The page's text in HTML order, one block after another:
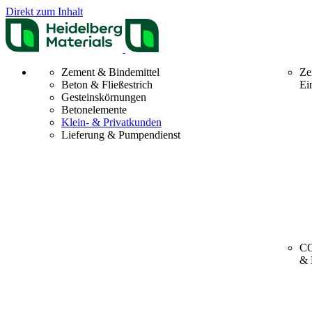
Direkt zum Inhalt
Zement & Bindemittel
Beton & Fließestrich
Gesteinskörnungen
Betonelemente
Klein- & Privatkunden
Lieferung & Pumpendienst
&